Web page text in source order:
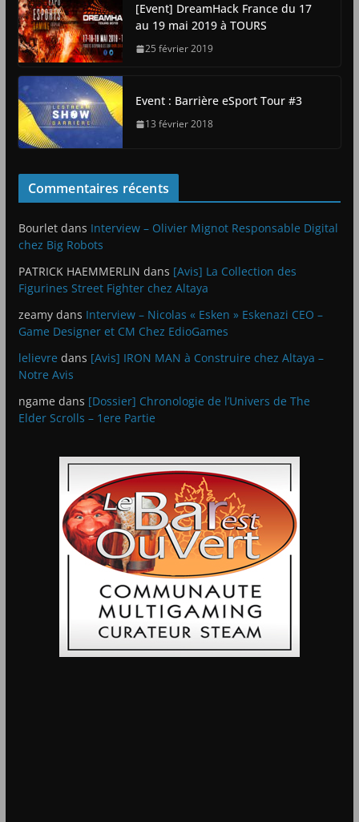
[Event] DreamHack France du 17
au 19 mai 2019 à TOURS
25 février 2019
Event : Barrière eSport Tour #3
13 février 2018
Commentaires récents
Bourletdans Interview – Olivier Mignot Responsable Digital
chez Big Robots
PATRICK HAEMMERLIN dans [Avis] La Collection des
Figurines Street Fighter chez Altaya
zeamydans Interview – Nicolas « Esken » Eskenazi CEO –
Game Designer et CM Chez EdioGames
lelievre dans [Avis] IRON MAN à Construire chez Altaya –
Notre Avis
ngame dans [Dossier] Chronologie de l’Univers de The
Elder Scrolls – 1ere Partie